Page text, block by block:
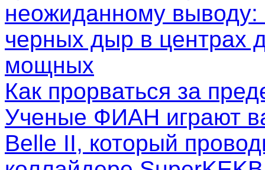
неожиданному выводу:
черных дыр в центрах
мощных
Как прорваться за
Ученые ФИАН играют
Belle II, который